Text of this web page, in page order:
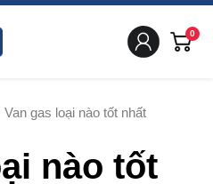
0
Van gas loại nào tốt nhất
nào tốt